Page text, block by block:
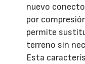
nuevo
por
permite
terreno sin
Esta